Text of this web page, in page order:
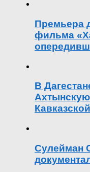
Премьера
фильма
В
Ахтынскую
Сулейман